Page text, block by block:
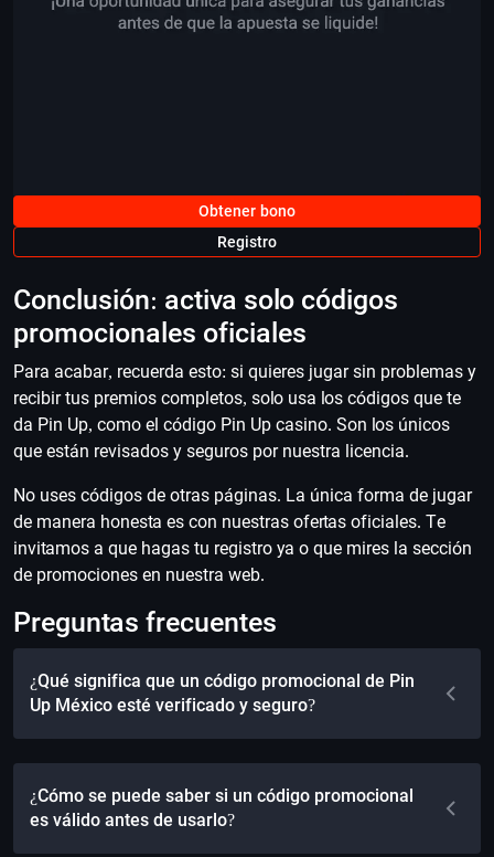
Obtener bono
Registro
Conclusión: activa solo códigos
promocionales oficiales
Para acabar, recuerda esto: si quieres jugar sin problemas y
recibir tus premios completos, solo usa los códigos que te
da Pin Up, como el código Pin Up casino. Son los únicos
que están revisados y seguros por nuestra licencia.
No uses códigos de otras páginas. La única forma de jugar
de manera honesta es con nuestras ofertas oficiales. Te
invitamos a que hagas tu registro ya o que mires la sección
de promociones en nuestra web.
Preguntas frecuentes
¿Qué significa que un código promocional de Pin
Up México esté verificado y seguro?
¿Cómo se puede saber si un código promocional
es válido antes de usarlo?